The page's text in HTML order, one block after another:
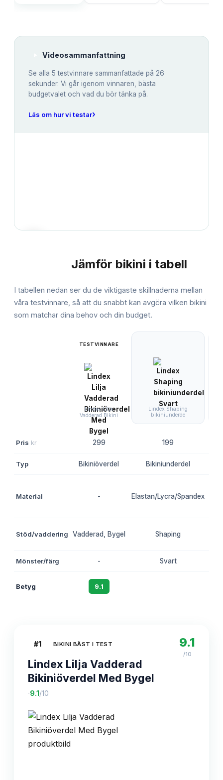
Videosammanfattning
Se alla 5 testvinnare sammanfattade på 26
sekunder. Vi går igenom vinnaren, bästa
budgetvalet och vad du bör tänka på.
Läs om hur vi testar›
Jämför bikini i tabell
I tabellen nedan ser du de viktigaste skillnaderna mellan
våra testvinnare, så att du snabbt kan avgöra vilken bikini
som matchar dina behov och din budget.
TESTVINNARE
Lindex Lilja
Vadderad Bikini
Lindex Shaping
bikiniunderde
Pris kr 299 199
Typ Bikiniöverdel Bikiniunderdel
Material - Elastan/Lycra/Spandex
Stöd/vaddering Vadderad, Bygel Shaping
Mönster/färg - Svart
Betyg 9.1
#1 BIKINI BÄST I TEST
Lindex Lilja Vadderad
Bikiniöverdel Med Bygel
·9.1 /10
9.1
/10